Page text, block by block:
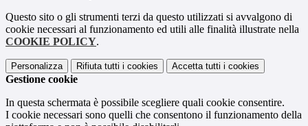
Questo sito o gli strumenti terzi da questo utilizzati si avvalgono di
cookie necessari al funzionamento ed utili alle finalità illustrate nella
COOKIE POLICY.
Personalizza Rifiuta tutti i cookies Accetta tutti i cookies
Gestione cookie
In questa schermata è possibile scegliere quali cookie consentire.
I cookie necessari sono quelli che consentono il funzionamento della